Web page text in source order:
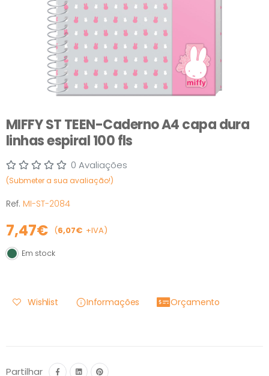
MIFFY ST TEEN-Caderno A4 capa dura
linhas espiral 100 fls
0 Avaliações
(Submeter a sua avaliação!)
Ref. MI-ST-2084
7,47€ (6,07€ +IVA)
Em stock
Em stock
Wishlist Informações Orçamento
Partilhar